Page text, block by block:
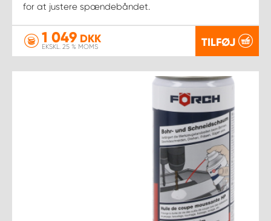
for at justere spændebåndet.
1 049 DKK
EKSKL. 25 % MOMS TILFØJ